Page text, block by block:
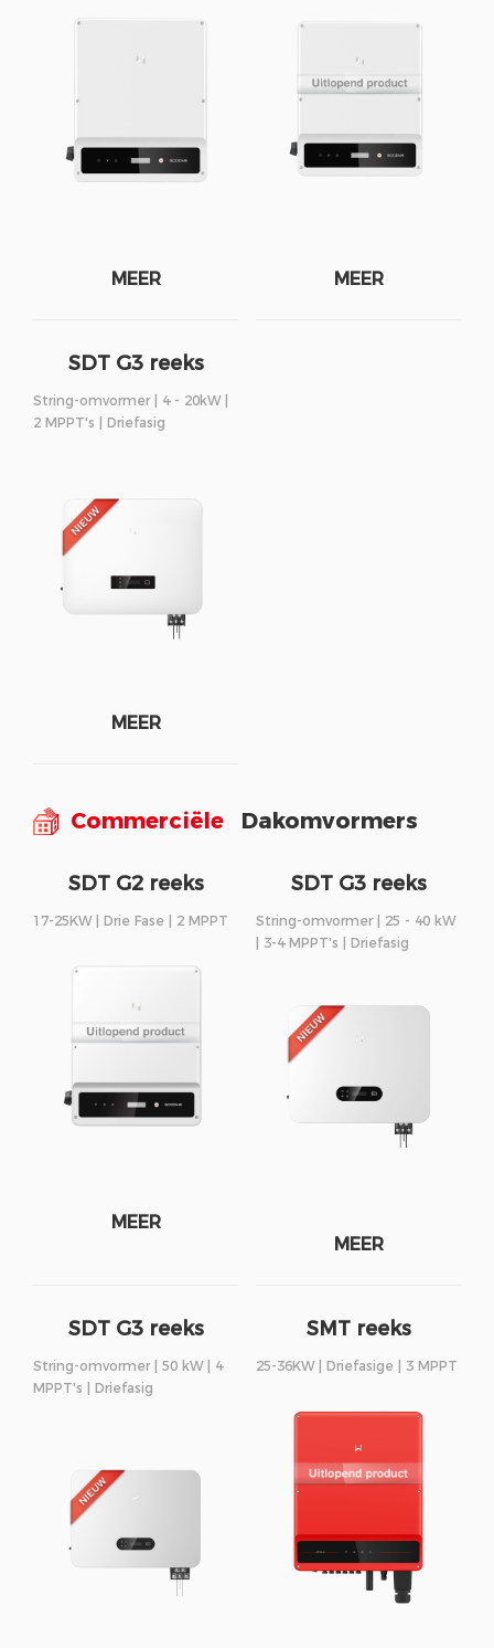
MEER MEER
SDT G3 reeks
String-omvormer | 4 - 20kW |
2 MPPT's | Driefasig
MEER
Commerciële Dakomvormers
SDT G2 reeks
17-25KW | Drie Fase | 2 MPPT
MEER
SDT G3 reeks
String-omvormer | 25 - 40 kW
| 3-4 MPPT's | Driefasig
MEER
SDT G3 reeks
String-omvormer | 50 kW | 4
MPPT's | Driefasig
SMT reeks
25-36KW | Driefasige | 3 MPPT